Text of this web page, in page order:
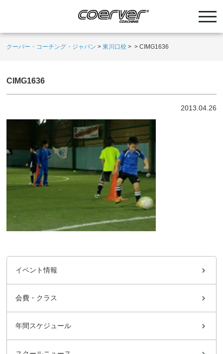
クーバー・コーチング・ジャパン >東川口校 > >CIMG1636
CIMG1636
2013.04.26
イベント情報
会費・クラス
年間スケジュール